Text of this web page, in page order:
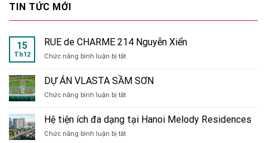
TIN TỨC MỚI
15
Th12
RUE de CHARME 214 Nguyễn Xiển
Chức năng bình luận bị tắtở
de
CHARME
214
Xiển
DỰ ÁN VLASTA SẦM SƠN
Chức năng bình luận bị tắtở
ÁN
VLASTA
SẦM
Hệ tiện ích đa dạng tại Hanoi Melody Residences
Chức năng bình luận bị tắtở